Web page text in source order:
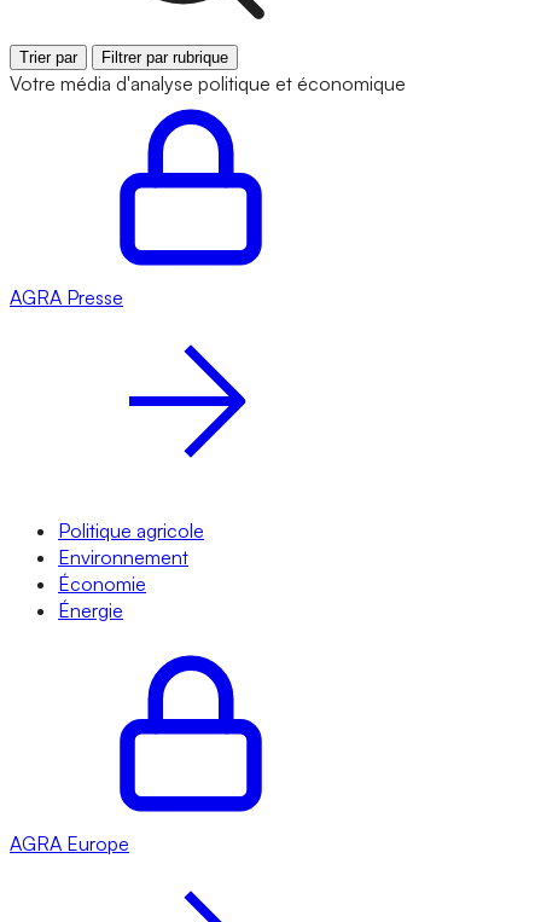
Trier par Filtrer par rubrique
Votre média d'analyse politique et économique
AGRA Presse
Politique agricole
Environnement
Économie
Énergie
AGRA Europe